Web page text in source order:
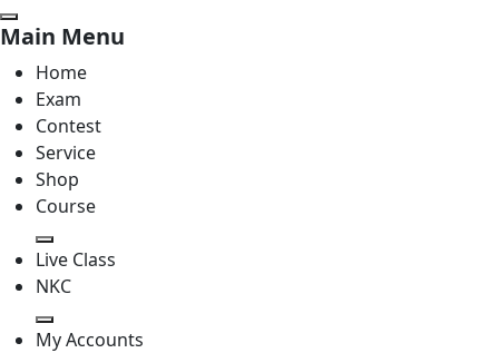
Main Menu
Home
Exam
Contest
Service
Shop
Course
Live Class
NKC
My Accounts